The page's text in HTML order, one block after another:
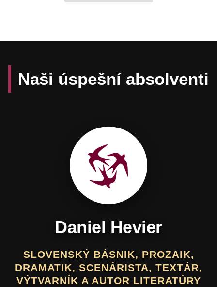
Naši úspešní absolventi
Daniel Hevier
SLOVENSKÝ BÁSNIK, PROZAIK,
DRAMATIK, SCENÁRISTA, TEXTÁR,
VÝTVARNÍK A AUTOR LITERATÚRY